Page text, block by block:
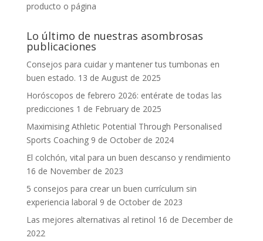
producto o página
Lo último de nuestras asombrosas
publicaciones
Consejos para cuidar y mantener tus tumbonas en
buen estado. 13 de August de 2025
Horóscopos de febrero 2026: entérate de todas las
predicciones 1 de February de 2025
Maximising Athletic Potential Through Personalised
Sports Coaching 9 de October de 2024
El colchón, vital para un buen descanso y rendimiento
16 de November de 2023
5 consejos para crear un buen currículum sin
experiencia laboral 9 de October de 2023
Las mejores alternativas al retinol 16 de December de
2022